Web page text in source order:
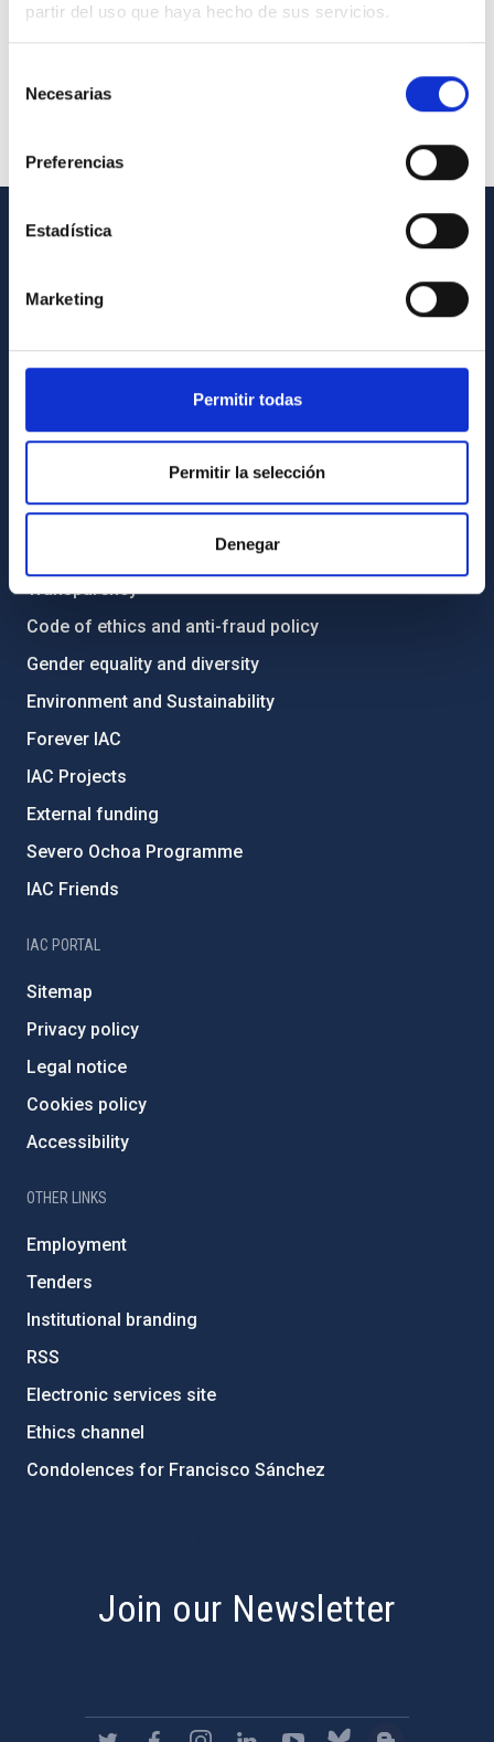
partir del uso que haya hecho de sus servicios.
Necesarias
Preferencias
Estadística
Marketing
Permitir todas
Permitir la selección
Denegar
Contact
List of personnel
General register
ABOUT THE IAC
Transparency
Code of ethics and anti-fraud policy
Gender equality and diversity
Environment and Sustainability
Forever IAC
IAC Projects
External funding
Severo Ochoa Programme
IAC Friends
IAC PORTAL
Sitemap
Privacy policy
Legal notice
Cookies policy
Accessibility
OTHER LINKS
Employment
Tenders
Institutional branding
RSS
Electronic services site
Ethics channel
Condolences for Francisco Sánchez
Join our Newsletter